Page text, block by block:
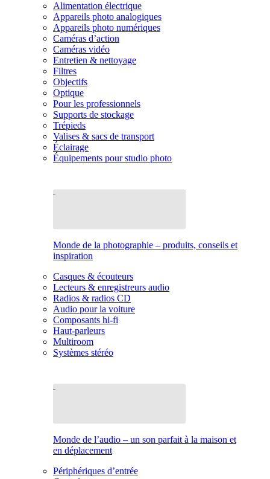
Alimentation électrique
Appareils photo analogiques
Appareils photo numériques
Caméras d’action
Caméras vidéo
Entretien & nettoyage
Filtres
Objectifs
Optique
Pour les professionnels
Supports de stockage
Trépieds
Valises & sacs de transport
Éclairage
Équipements pour studio photo
Monde de la photographie – produits, conseils et
inspiration
Casques & écouteurs
Lecteurs & enregistreurs audio
Radios & radios CD
Audio pour la voiture
Composants hi-fi
Haut-parleurs
Multiroom
Systèmes stéréo
Monde de l’audio – un son parfait à la maison et
en déplacement
Périphériques d’entrée